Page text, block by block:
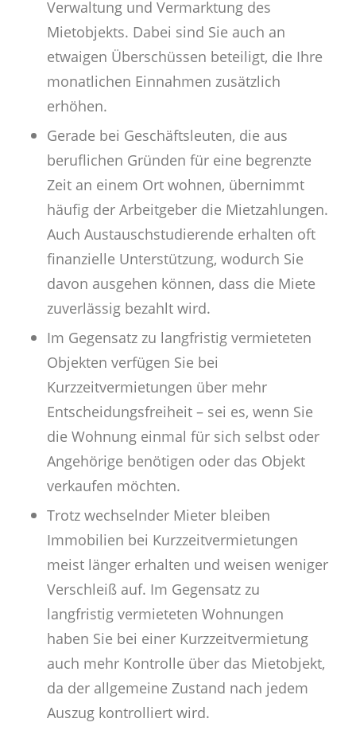
Verwaltung und Vermarktung des
Mietobjekts. Dabei sind Sie auch an
etwaigen Überschüssen beteiligt, die Ihre
monatlichen Einnahmen zusätzlich
erhöhen.
Gerade bei Geschäftsleuten, die aus
beruflichen Gründen für eine begrenzte
Zeit an einem Ort wohnen, übernimmt
häufig der Arbeitgeber die Mietzahlungen.
Auch Austauschstudierende erhalten oft
finanzielle Unterstützung, wodurch Sie
davon ausgehen können, dass die Miete
zuverlässig bezahlt wird.
Im Gegensatz zu langfristig vermieteten
Objekten verfügen Sie bei
Kurzzeitvermietungen über mehr
Entscheidungsfreiheit – sei es, wenn Sie
die Wohnung einmal für sich selbst oder
Angehörige benötigen oder das Objekt
verkaufen möchten.
Trotz wechselnder Mieter bleiben
Immobilien bei Kurzzeitvermietungen
meist länger erhalten und weisen weniger
Verschleiß auf. Im Gegensatz zu
langfristig vermieteten Wohnungen
haben Sie bei einer Kurzzeitvermietung
auch mehr Kontrolle über das Mietobjekt,
da der allgemeine Zustand nach jedem
Auszug kontrolliert wird.